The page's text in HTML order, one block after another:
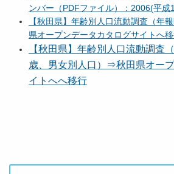
ンバー（PDFファイル）：2006(平
【秋田県】年齢別人口流動調査（年
県オープンデータカタログサイトへ
【秋田県】年齢別人口流動調査
歳、男女別人口）⇒秋田県オー
イトへへ移行